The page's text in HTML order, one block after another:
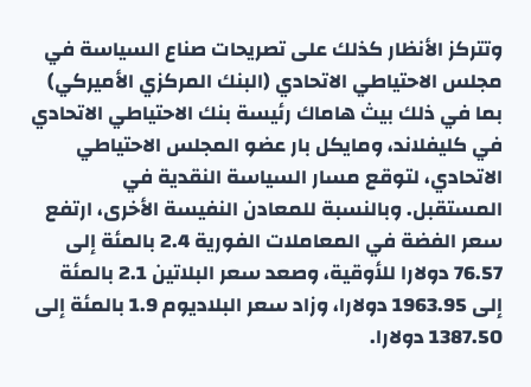
وتتركز الأنظار كذلك على تصريحات صناع السياسة في
مجلس الاحتياطي الاتحادي (البنك المركزي الأميركي)
بما في ذلك بيث هاماك رئيسة بنك الاحتياطي الاتحادي
في كليفلاند، ومايكل بار عضو المجلس الاحتياطي
الاتحادي، لتوقع مسار السياسة النقدية في
المستقبل. وبالنسبة للمعادن النفيسة الأخرى، ارتفع
سعر الفضة في المعاملات الفورية 2.4 بالمئة إلى
76.57 دولارا للأوقية، وصعد سعر البلاتين 2.1 بالمئة
إلى 1963.95 دولارا، وزاد سعر البلاديوم 1.9 بالمئة إلى
1387.50 دولارا.